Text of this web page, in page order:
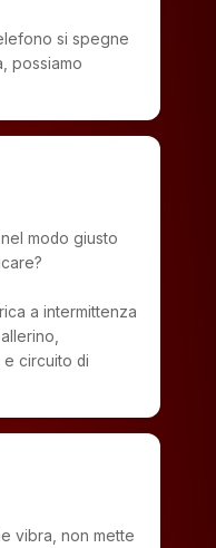
si spegne
possiamo
modo giusto
a intermittenza
circuito di
vibra, non mette